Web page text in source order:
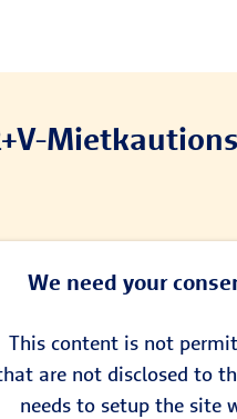
We need your
This content is not
are not disclosed to
needs to setup the site